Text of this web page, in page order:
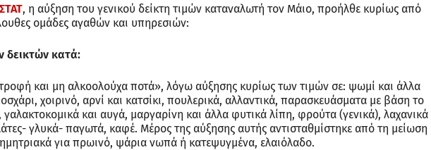
, η αύξηση του γενικού δείκτη τιμών καταναλωτή τον Μάιο, προήλθε κυρίως από
ομάδες αγαθών και υπηρεσιών:
δεικτών κατά:
και μη αλκοολούχα ποτά», λόγω αύξησης κυρίως των τιμών σε: ψωμί και άλλα
χοιρινό, αρνί και κατσίκι, πουλερικά, αλλαντικά, παρασκευάσματα με βάση το
και αυγά, μαργαρίνη και άλλα φυτικά λίπη, φρούτα (γενικά), λαχανικά
γλυκά- παγωτά, καφέ. Μέρος της αύξησης αυτής αντισταθμίστηκε από τη μείωση
για πρωινό, ψάρια νωπά ή κατεψυγμένα, ελαιόλαδο.